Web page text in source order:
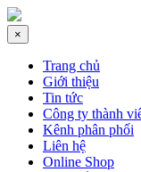
×
Trang chủ
Giới thiệu
Tin tức
Công ty thành
Kênh phân phối
Liên hệ
Online Shop